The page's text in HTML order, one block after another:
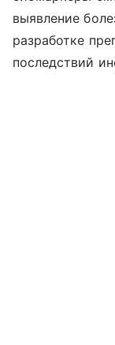
выявление
разработке
последствий